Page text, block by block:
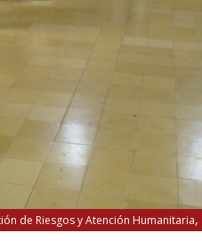
de Riesgos y Atención Humanitaria,